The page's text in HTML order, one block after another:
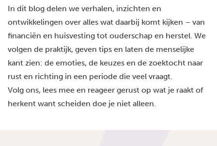
In dit blog delen we verhalen, inzichten en
ontwikkelingen over alles wat daarbij komt kijken – van
financiën en huisvesting tot ouderschap en herstel. We
volgen de praktijk, geven tips en laten de menselijke
kant zien: de emoties, de keuzes en de zoektocht naar
rust en richting in een periode die veel vraagt.
Volg ons, lees mee en reageer gerust op wat je raakt of
herkent want scheiden doe je niet alleen.